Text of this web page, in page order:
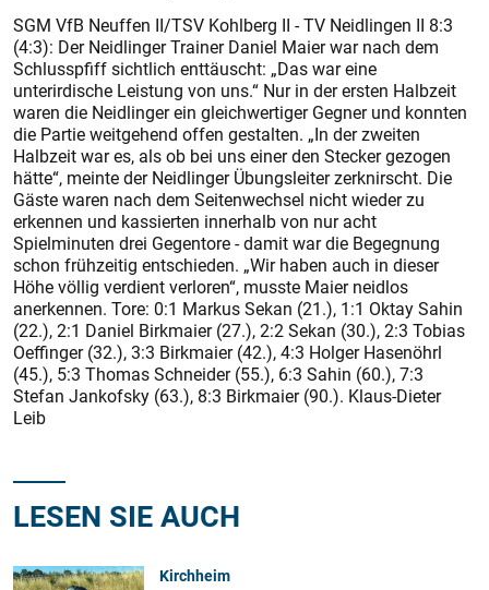
SGM VfB Neuffen II/TSV Kohlberg II - TV Neidlingen II 8:3
(4:3): Der Neidlinger Trainer Daniel Maier war nach dem
Schlusspfiff sichtlich enttäuscht: „Das war eine
unterirdische Leistung von uns.“ Nur in der ersten Halbzeit
waren die Neidlinger ein gleichwertiger Gegner und konnten
die Partie weitgehend offen gestalten. „In der zweiten
Halbzeit war es, als ob bei uns einer den Stecker gezogen
hätte“, meinte der Neidlinger Übungsleiter zerknirscht. Die
Gäste waren nach dem Seitenwechsel nicht wieder zu
erkennen und kassierten innerhalb von nur acht
Spielminuten drei Gegentore - damit war die Begegnung
schon frühzeitig entschieden. „Wir haben auch in dieser
Höhe völlig verdient verloren“, musste Maier neidlos
anerkennen. Tore: 0:1 Markus Sekan (21.), 1:1 Oktay Sahin
(22.), 2:1 Daniel Birkmaier (27.), 2:2 Sekan (30.), 2:3 Tobias
Oeffinger (32.), 3:3 Birkmaier (42.), 4:3 Holger Hasenöhrl
(45.), 5:3 Thomas Schneider (55.), 6:3 Sahin (60.), 7:3
Stefan Jankofsky (63.), 8:3 Birkmaier (90.). Klaus-Dieter
Leib
LESEN SIE AUCH
Kirchheim